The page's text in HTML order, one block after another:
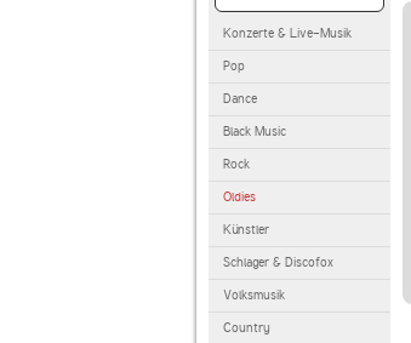
Konzerte & Live-Musik
Pop
Dance
Black Music
Rock
Oldies
Künstler
Schlager & Discofox
Volksmusik
Country